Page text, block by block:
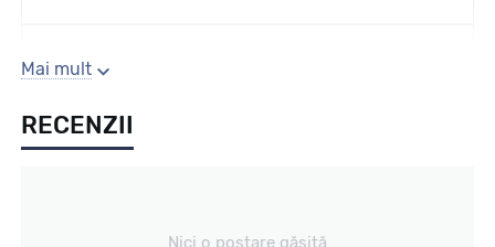
Gaura centrala
57.1
Mai mult
RECENZII
Nici o postare găsită